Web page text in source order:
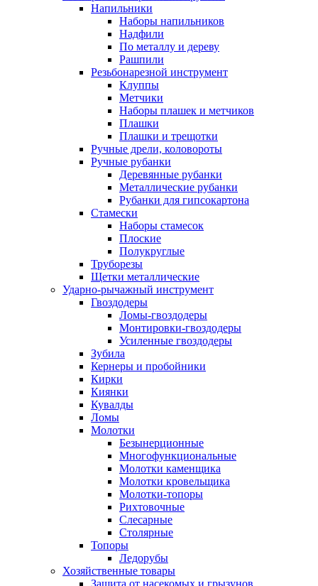
Напильники
Наборы напильников
Надфили
По металлу и дереву
Рашпили
Резьбонарезной инструмент
Клуппы
Метчики
Наборы плашек и метчиков
Плашки
Плашки и трещотки
Ручные дрели, коловороты
Ручные рубанки
Деревянные рубанки
Металлические рубанки
Рубанки для гипсокартона
Стамески
Наборы стамесок
Плоские
Полукруглые
Труборезы
Щетки металлические
Ударно-рычажный инструмент
Гвоздодеры
Ломы-гвоздодеры
Монтировки-гвоздодеры
Усиленные гвоздодеры
Зубила
Кернеры и пробойники
Кирки
Киянки
Кувалды
Ломы
Молотки
Безынерционные
Многофункциональные
Молотки каменщика
Молотки кровельщика
Молотки-топоры
Рихтовочные
Слесарные
Столярные
Топоры
Ледорубы
Хозяйственные товары
Защита от насекомых и грызунов